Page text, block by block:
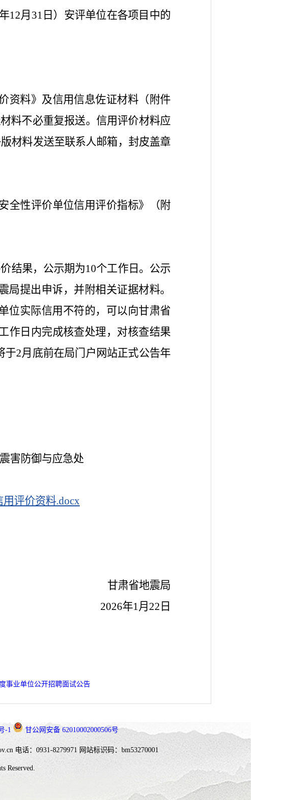
12月31日）安评单位在各项目中的
资料》及信用信息佐证材料（附件
料不必重复报送。信用评价材料应
材料发送至联系人邮箱，封皮盖章
全性评价单位信用评价指标》（附
结果，公示期为10个工作日。公示
提出申诉，并附相关证据材料。
位实际信用不符的，可以向甘肃省
作日内完成核查处理，对核查结果
2月底前在局门户网站正式公告年
害防御与应急处
评价资料.docx
甘肃省地震局
2026年1月22日
事业单位公开招聘面试公告
-1 甘公网安备 62010002000506号
电话：0931-8279971 网站标识码：bm53270001
Reserved.